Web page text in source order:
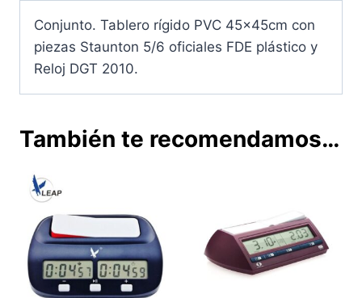
Conjunto. Tablero rígido PVC 45x45cm con
piezas Staunton 5/6 oficiales FDE plástico y
Reloj DGT 2010.
También te recomendamos…